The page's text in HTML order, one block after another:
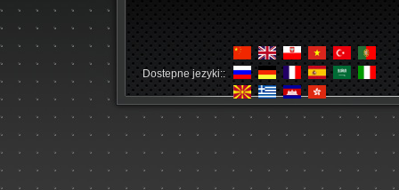
Dostepne jezyki::